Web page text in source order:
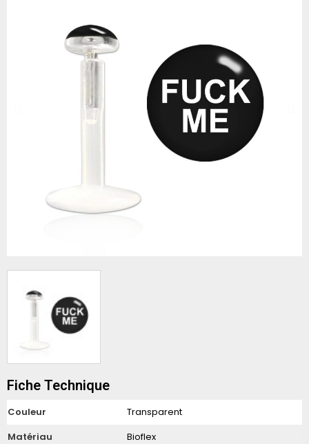
Fiche Technique
Couleur
Transparent
Matériau
Bioflex